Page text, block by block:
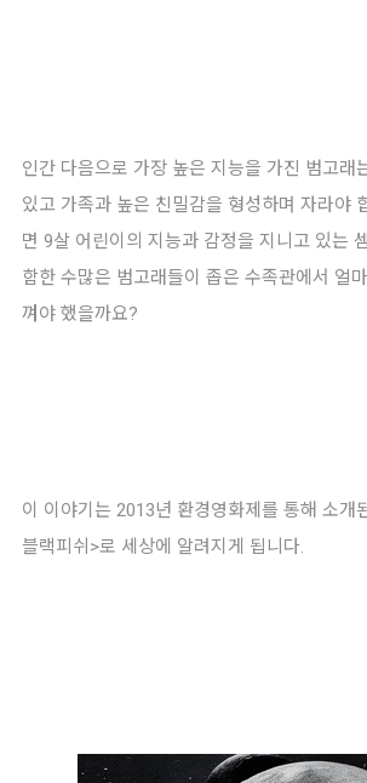
인간 다음으로 가장 높은 지능을 가진 범고래
있고 가족과 높은 친밀감을 형성하며 자라야
면 9살 어린이의 지능과 감정을 지니고 있는
함한 수많은 범고래들이 좁은 수족관에서 얼
껴야 했을까요?
이 이야기는 2013년 환경영화제를 통해 소개
블랙피쉬>로 세상에 알려지게 됩니다.